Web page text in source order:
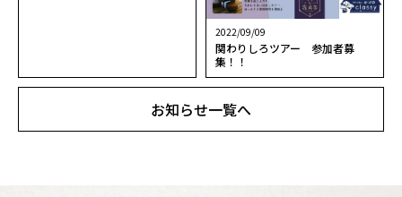
お知らせ一覧へ
2022/09/09
関わりしろツアー 参加者募
集！！